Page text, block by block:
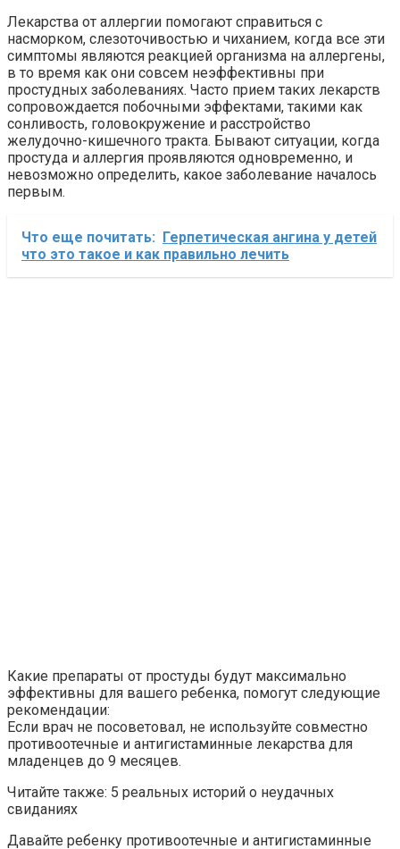
Лекарства от аллергии помогают справиться с
насморком, слезоточивостью и чиханием, когда все эти
симптомы являются реакцией организма на аллергены,
в то время как они совсем неэффективны при
простудных заболеваниях. Часто прием таких лекарств
сопровождается побочными эффектами, такими как
сонливость, головокружение и расстройство
желудочно-кишечного тракта. Бывают ситуации, когда
простуда и аллергия проявляются одновременно, и
невозможно определить, какое заболевание началось
первым.
Что еще почитать: Герпетическая ангина у детей
что это такое и как правильно лечить
Какие препараты от простуды будут максимально
эффективны для вашего ребенка, помогут следующие
рекомендации:
Если врач не посоветовал, не используйте совместно
противоотечные и антигистаминные лекарства для
младенцев до 9 месяцев.
Читайте также: 5 реальных историй о неудачных
свиданиях
Давайте ребенку противоотечные и антигистаминные